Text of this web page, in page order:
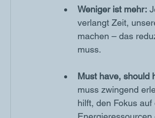
Weniger ist mehr:
verlangt Zeit,
machen – das
muss.
Must have, should
muss zwingend
hilft, den Fokus